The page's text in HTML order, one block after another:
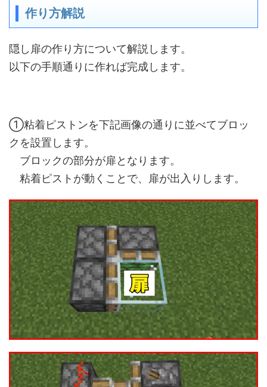
作り方解説
隠し扉の作り方について解説します。
以下の手順通りに作れば完成します。
①粘着ピストンを下記画像の通りに並べてブロッ
クを設置します。
ブロックの部分が扉となります。
粘着ピストが動くことで、扉が出入りします。